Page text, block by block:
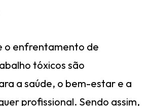
o enfrentamento de
tóxicos são
a saúde, o bem-estar e a
profissional. Sendo assim,